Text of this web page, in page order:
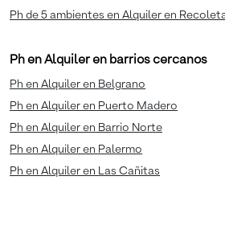
Ph de 5 ambientes en Alquiler en
Ph en Alquiler en barrios cercanos
Ph en Alquiler en Belgrano
Ph en Alquiler en Puerto Madero
Ph en Alquiler en Barrio Norte
Ph en Alquiler en Palermo
Ph en Alquiler en Las Cañitas